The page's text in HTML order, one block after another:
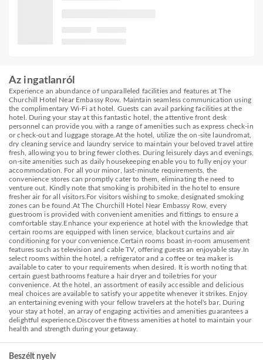
Az ingatlanról
Experience an abundance of unparalleled facilities and features at The
Churchill Hotel Near Embassy Row. Maintain seamless communication using
the complimentary Wi-Fi at hotel. Guests can avail parking facilities at the
hotel. During your stay at this fantastic hotel, the attentive front desk
personnel can provide you with a range of amenities such as express check-in
or check-out and luggage storage.At the hotel, utilize the on-site laundromat,
dry cleaning service and laundry service to maintain your beloved travel attire
fresh, allowing you to bring fewer clothes. During leisurely days and evenings,
on-site amenities such as daily housekeeping enable you to fully enjoy your
accommodation. For all your minor, last-minute requirements, the
convenience stores can promptly cater to them, eliminating the need to
venture out. Kindly note that smoking is prohibited in the hotel to ensure
fresher air for all visitors.For visitors wishing to smoke, designated smoking
zones can be found.At The Churchill Hotel Near Embassy Row, every
guestroom is provided with convenient amenities and fittings to ensure a
comfortable stay.Enhance your experience at hotel with the knowledge that
certain rooms are equipped with linen service, blackout curtains and air
conditioning for your convenience.Certain rooms boast in-room amusement
features such as television and cable TV, offering guests an enjoyable stay.In
select rooms within the hotel, a refrigerator and a coffee or tea maker is
available to cater to your requirements when desired. It is worth noting that
certain guest bathrooms feature a hair dryer and toiletries for your
convenience. At the hotel, an assortment of easily accessible and delicious
meal choices are available to satisfy your appetite whenever it strikes. Enjoy
an entertaining evening with your fellow travelers at the hotel's bar. During
your stay at hotel, an array of engaging activities and amenities guarantees a
delightful experience.Discover the fitness amenities at hotel to maintain your
health and strength during your getaway.
Beszélt nyelv